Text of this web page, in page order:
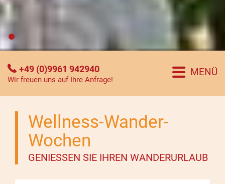
+49 (0)9961 942940
Wir freuen uns auf Ihre Anfrage!
MENÜ
Wellness-Wander-
Wochen
GENIESSEN SIE IHREN WANDERURLAUB